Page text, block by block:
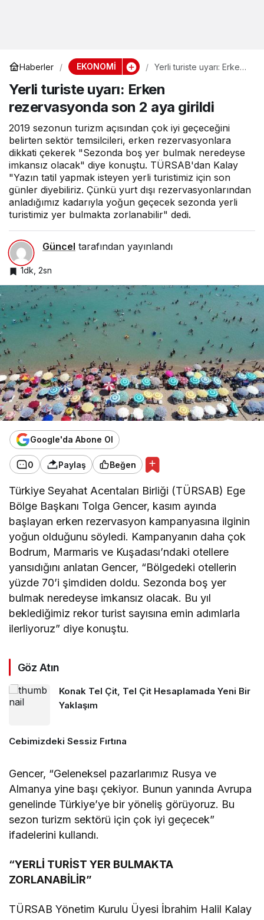
Haberler EKONOMİ
Yerli turiste uyarı: Erken
aya girildi
Yerli turiste uyarı: Erken
rezervasyonda son 2 aya girildi
2019 sezonun turizm açısından çok iyi geçeceğini
belirten sektör temsilcileri, erken rezervasyonlara
dikkati çekerek "Sezonda boş yer bulmak neredeyse
imkansız olacak" diye konuştu. TÜRSAB'dan Kalay
"Yazın tatil yapmak isteyen yerli turistimiz için son
günler diyebiliriz. Çünkü yurt dışı rezervasyonlarından
anladığımız kadarıyla yoğun geçecek sezonda yerli
turistimiz yer bulmakta zorlanabilir" dedi.
Güncel tarafından yayınlandı
1dk, 2sn
Google'da Abone Ol
0 Paylaş Beğen
Türkiye Seyahat Acentaları Birliği (TÜRSAB) Ege
Bölge Başkanı Tolga Gencer, kasım ayında
başlayan erken rezervasyon kampanyasına ilginin
yoğun olduğunu söyledi. Kampanyanın daha çok
Bodrum, Marmaris ve Kuşadası’ndaki otellere
yansıdığını anlatan Gencer, “Bölgedeki otellerin
yüzde 70’i şimdiden doldu. Sezonda boş yer
bulmak neredeyse imkansız olacak. Bu yıl
beklediğimiz rekor turist sayısına emin adımlarla
ilerliyoruz” diye konuştu.
Göz Atın
Konak Tel Çit, Tel Çit Hesaplamada Yeni Bir
Yaklaşım
Cebimizdeki Sessiz Fırtına
Gencer, “Geleneksel pazarlarımız Rusya ve
Almanya yine başı çekiyor. Bunun yanında Avrupa
genelinde Türkiye’ye bir yöneliş görüyoruz. Bu
sezon turizm sektörü için çok iyi geçecek”
ifadelerini kullandı.
“YERLİ TURİST YER BULMAKTA
ZORLANABİLİR”
TÜRSAB Yönetim Kurulu Üyesi İbrahim Halil Kalay